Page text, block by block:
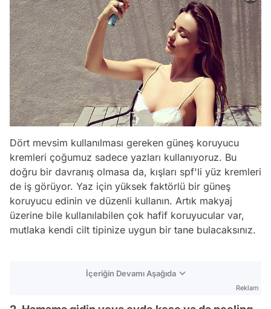
Dört mevsim kullanılması gereken güneş koruyucu
kremleri çoğumuz sadece yazları kullanıyoruz. Bu
doğru bir davranış olmasa da, kışları spf'li yüz kremleri
de iş görüyor. Yaz için yüksek faktörlü bir güneş
koruyucu edinin ve düzenli kullanın. Artık makyaj
üzerine bile kullanılabilen çok hafif koruyucular var,
mutlaka kendi cilt tipinize uygun bir tane bulacaksınız.
İçeriğin Devamı Aşağıda
Reklam